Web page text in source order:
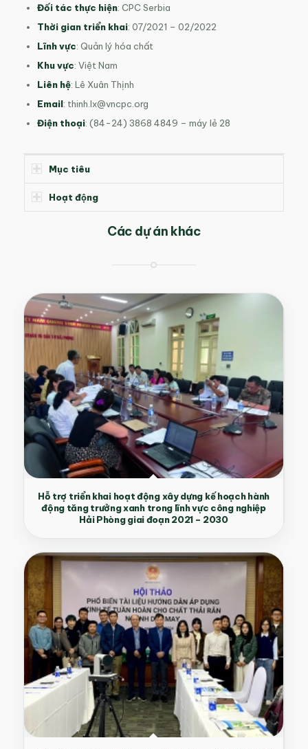
Đối tác thực hiện: CPC Serbia
Thời gian triển khai: 07/2021 – 02/2022
Lĩnh vực: Quản lý hóa chất
Khu vực: Việt Nam
Liên hệ: Lê Xuân Thịnh
Email: thinh.lx@vncpc.org
Điện thoại: (84-24) 3868 4849 – máy lẻ 28
Mục tiêu
Hoạt động
Các dự án khác
Hỗ trợ triển khai hoạt động xây dựng kế hoạch hành
động tăng trưởng xanh trong lĩnh vực công nghiệp
Hải Phòng giai đoạn 2021 – 2030